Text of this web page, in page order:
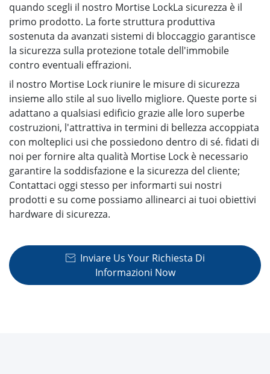
quando scegli il nostro Mortise LockLa sicurezza è il
primo prodotto. La forte struttura produttiva
sostenuta da avanzati sistemi di bloccaggio garantisce
la sicurezza sulla protezione totale dell'immobile
contro eventuali effrazioni.
il nostro Mortise Lock riunire le misure di sicurezza
insieme allo stile al suo livello migliore. Queste porte si
adattano a qualsiasi edificio grazie alle loro superbe
costruzioni, l'attrattiva in termini di bellezza accoppiata
con molteplici usi che possiedono dentro di sé. fidati di
noi per fornire alta qualità Mortise Lock è necessario
garantire la soddisfazione e la sicurezza del cliente;
Contattaci oggi stesso per informarti sui nostri
prodotti e su come possiamo allinearci ai tuoi obiettivi
hardware di sicurezza.
 Inviare Us Your Richiesta Di
Informazioni Now